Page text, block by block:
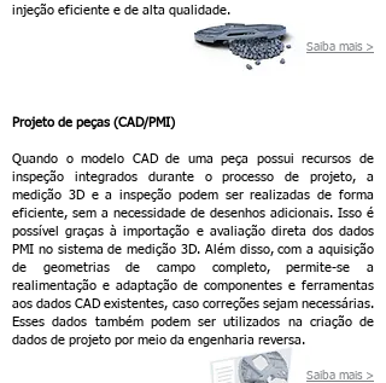
injeção eficiente e de alta qualidade.
Saiba mais >
Projeto de peças (CAD/PMI)
Quando o modelo CAD de uma peça possui recursos de
inspeção integrados durante o processo de projeto, a
medição 3D e a inspeção podem ser realizadas de forma
eficiente, sem a necessidade de desenhos adicionais. Isso é
possível graças à importação e avaliação direta dos dados
PMI no sistema de medição 3D. Além disso, com a aquisição
de geometrias de campo completo, permite-se a
realimentação e adaptação de componentes e ferramentas
aos dados CAD existentes, caso correções sejam necessárias.
Esses dados também podem ser utilizados na criação de
dados de projeto por meio da engenharia reversa.
Saiba mais >